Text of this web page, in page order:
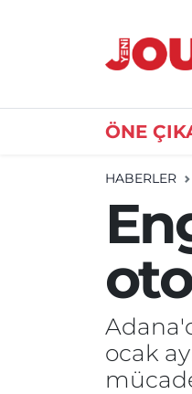
ÖNE
HABERLER
ocak
GÜNDEM
DÜNYA
ÖZEL HABER
Nöbetçi
Süper Lig Puan
Son Dakika
Haber Arşivi